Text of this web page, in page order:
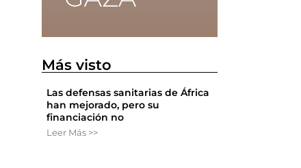
Más visto
Las defensas sanitarias de África
han mejorado, pero su
financiación no
Leer Más >>